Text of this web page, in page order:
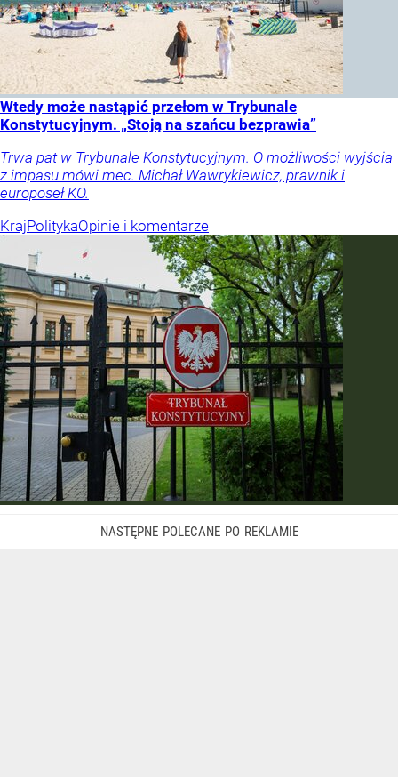
Wtedy może nastąpić przełom w Trybunale
Konstytucyjnym. „Stoją na szańcu bezprawia”
Trwa pat w Trybunale Konstytucyjnym. O możliwości wyjścia
z impasu mówi mec. Michał Wawrykiewicz, prawnik i
europoseł KO.
KrajPolitykaOpinie i komentarze